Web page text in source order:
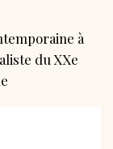
à
du XXe